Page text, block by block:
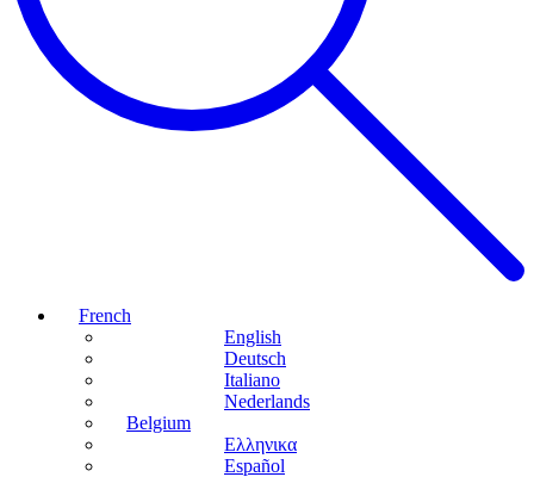
French
English
Deutsch
Italiano
Nederlands
Belgium
Ελληνικα
Español